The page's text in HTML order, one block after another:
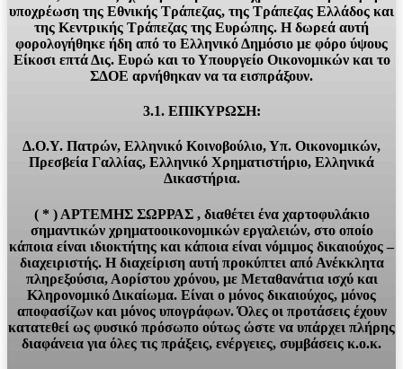
υποχρέωση της Εθνικής Τράπεζας, της Τράπεζας Ελλάδος και
της Κεντρικής Τράπεζας της Ευρώπης. Η δωρεά αυτή
φορολογήθηκε ήδη από το Ελληνικό Δημόσιο με φόρο ύψους
Είκοσι επτά Δις. Ευρώ και το Υπουργείο Οικονομικών και το
ΣΔΟΕ αρνήθηκαν να τα εισπράξουν.
3.1. ΕΠΙΚΥΡΩΣΗ:
Δ.Ο.Υ. Πατρών, Ελληνικό Κοινοβούλιο, Υπ. Οικονομικών,
Πρεσβεία Γαλλίας, Ελληνικό Χρηματιστήριο, Ελληνικά
Δικαστήρια.
( * ) ΑΡΤΕΜΗΣ ΣΩΡΡΑΣ , διαθέτει ένα χαρτοφυλάκιο
σημαντικών χρηματοοικονομικών εργαλειών, στο οποίο
κάποια είναι ιδιοκτήτης και κάποια είναι νόμιμος δικαιούχος –
διαχειριστής. Η διαχείριση αυτή προκύπτει από Ανέκκλητα
πληρεξούσια, Αορίστου χρόνου, με Μεταθανάτια ισχύ και
Κληρονομικό Δικαίωμα. Είναι ο μόνος δικαιούχος, μόνος
αποφασίζων και μόνος υπογράφων. Όλες οι προτάσεις έχουν
κατατεθεί ως φυσικό πρόσωπο ούτως ώστε να υπάρχει πλήρης
διαφάνεια για όλες τις πράξεις, ενέργειες, συμβάσεις κ.ο.κ.